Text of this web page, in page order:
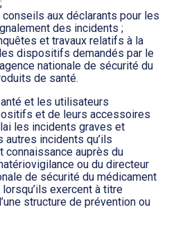
aux déclarants pour les
des incidents ;
et travaux relatifs à la
dispositifs demandés par le
nationale de sécurité du
de santé.
et les utilisateurs
et de leurs accessoires
les incidents graves et
incidents qu’ils
connaissance auprès du
ou du directeur
de sécurité du médicament
exercent à titre
structure de prévention ou